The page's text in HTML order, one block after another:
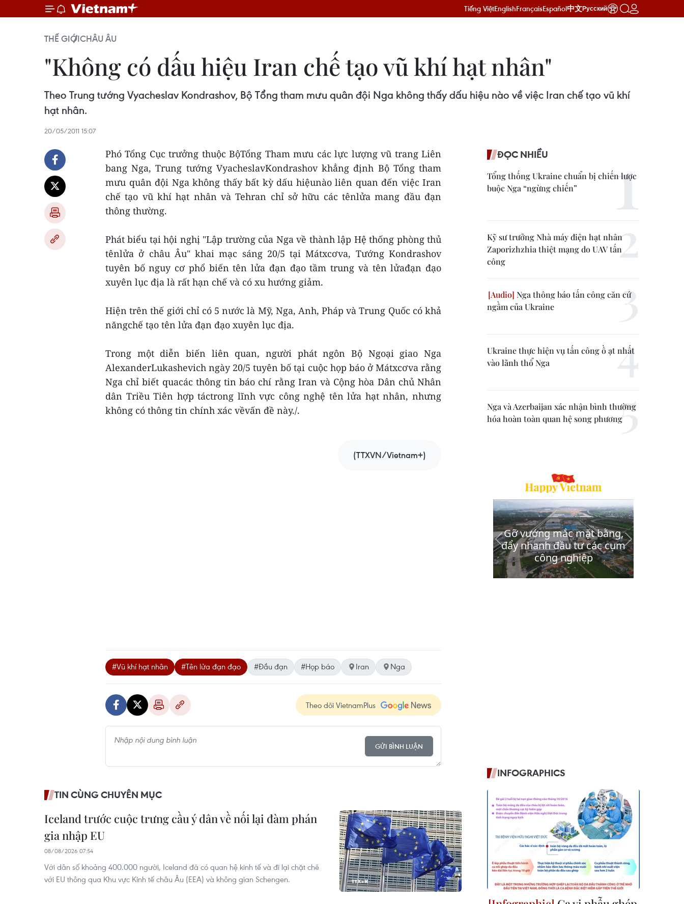
Tiếng ViệtEnglishFrançaisEspañol中文Русский
THẾ GIỚICHÂU ÂU
"Không có dấu hiệu Iran chế tạo vũ khí hạt nhân"
Theo Trung tướng Vyacheslav Kondrashov, Bộ Tổng tham mưu quân đội Nga không thấy dấu hiệu nào về việc Iran chế tạo vũ khí
hạt nhân.
20/05/2011 15:07
Phó Tổng Cục trưởng thuộc BộTổng Tham mưu các lực lượng vũ trang Liên
bang Nga, Trung tướng VyacheslavKondrashov khẳng định Bộ Tổng tham
mưu quân đội Nga không thấy bất kỳ dấu hiệunào liên quan đến việc Iran
chế tạo vũ khí hạt nhân và Tehran chỉ sở hữu các tênlửa mang đầu đạn
thông thường.
Phát biểu tại hội nghị "Lập trường của Nga về thành lập Hệ thống phòng thủ
tênlửa ở châu Âu" khai mạc sáng 20/5 tại Mátxcơva, Tướng Kondrashov
tuyên bố nguy cơ phổ biến tên lửa đạn đạo tầm trung và tên lửađạn đạo
xuyên lục địa là rất hạn chế và có xu hướng giảm.
Hiện trên thế giới chỉ có 5 nước là Mỹ, Nga, Anh, Pháp và Trung Quốc có khả
năngchế tạo tên lửa đạn đạo xuyên lục địa.
Trong một diễn biến liên quan, người phát ngôn Bộ Ngoại giao Nga
AlexanderLukashevich ngày 20/5 tuyên bố tại cuộc họp báo ở Mátxcơva rằng
Nga chỉ biết quacác thông tin báo chí rằng Iran và Cộng hòa Dân chủ Nhân
dân Triều Tiên hợp táctrong lĩnh vực công nghệ tên lửa hạt nhân, nhưng
không có thông tin chính xác vềvấn đề này./.
(TTXVN/Vietnam+)
#Vũ khí hạt nhân #Tên lửa đạn đạo #Đầu đạn #Họp báo Iran Nga
Theo dõi VietnamPlus
GỬI BÌNH LUẬN
TIN CÙNG CHUYÊN MỤC
Iceland trước cuộc trưng cầu ý dân về nối lại đàm phán
gia nhập EU
08/08/2026 07:54
Với dân số khoảng 400.000 người, Iceland đã có quan hệ kinh tế và đi lại chặt chẽ
với EU thông qua Khu vực Kinh tế châu Âu (EEA) và không gian Schengen.
ĐỌC NHIỀU
Tổng thống Ukraine chuẩn bị chiến lược
buộc Nga “ngừng chiến”
Kỹ sư trưởng Nhà máy điện hạt nhân
Zaporizhzhia thiệt mạng do UAV tấn
công
Nga thông báo tấn công căn cứ
ngầm của Ukraine
Ukraine thực hiện vụ tấn công ồ ạt nhất
vào lãnh thổ Nga
Nga và Azerbaijan xác nhận bình thường
hóa hoàn toàn quan hệ song phương
INFOGRAPHICS